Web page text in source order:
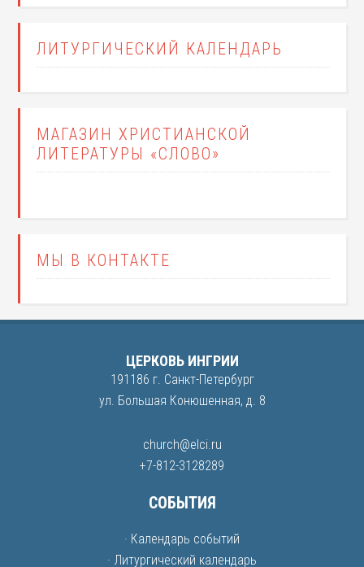
ЛИТУРГИЧЕСКИЙ КАЛЕНДАРЬ
МАГАЗИН ХРИСТИАНСКОЙ
ЛИТЕРАТУРЫ «СЛОВО»
МЫ В КОНТАКТЕ
ЦЕРКОВЬ ИНГРИИ
191186 г. Санкт-Петербург
ул. Большая Конюшенная, д. 8
church@elci.ru
+7-812-3128289
СОБЫТИЯ
· Календарь событий
· Литургический календарь